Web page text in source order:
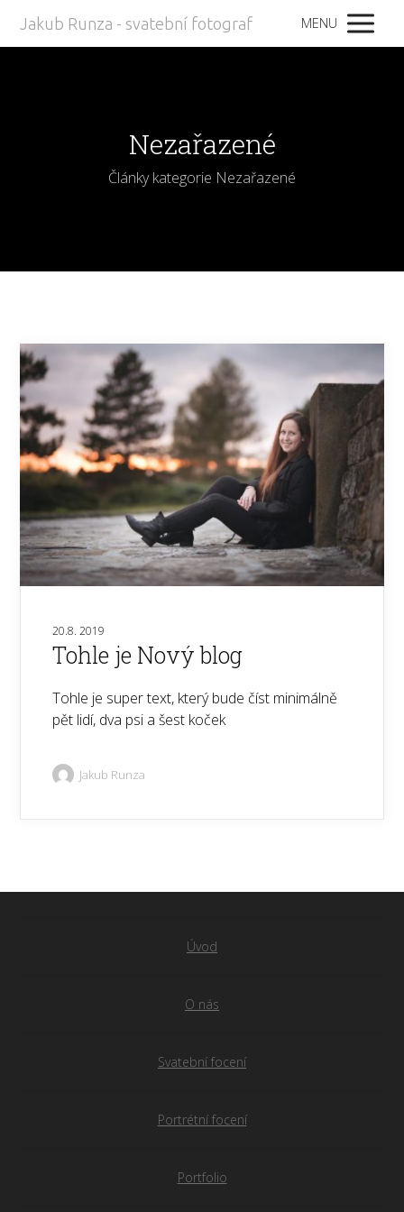
Jakub Runza - svatební fotograf MENU
Nezařazené
Články kategorie Nezařazené
20.8. 2019
Tohle je Nový blog
Tohle je super text, který bude číst minimálně
pět lidí, dva psi a šest koček
Jakub Runza
Úvod
O nás
Svatební focení
Portrétní focení
Portfolio